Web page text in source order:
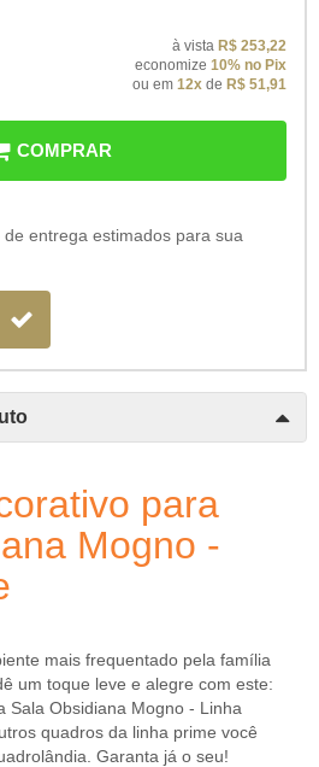
à vista R$ 253,22
economize 10% no Pix
ou em 12x de R$ 51,91
COMPRAR
entrega estimados para sua
para
Mogno -
mais frequentado pela família
um toque leve e alegre com este:
Sala Obsidiana Mogno - Linha
quadros da linha prime você
Garanta já o seu!